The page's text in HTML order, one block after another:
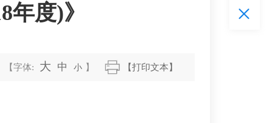
年度)》
【字体: 大 中 小 】 【打印文本】